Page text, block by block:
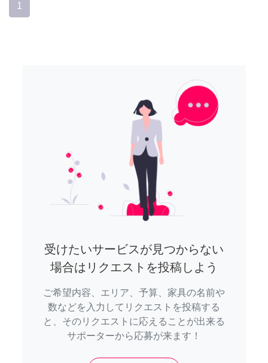
1
受けたいサービスが見つからない
場合はリクエストを投稿しよう
ご希望内容、エリア、予算、家具の名前や
数などを入力してリクエストを投稿する
と、そのリクエストに応えることが出来る
サポーターから応募が来ます！